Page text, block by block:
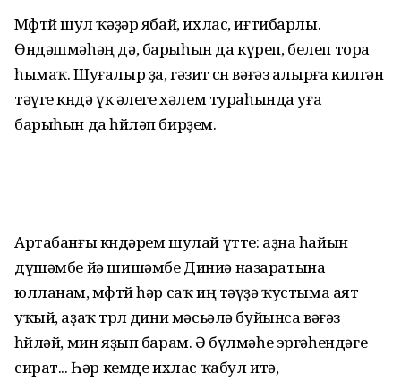
Мөфтөй шул ҡәҙәр ябай, ихлас, иғтибарлы.
Өндәшмәһәң дә, барыһын да күреп, белеп тора
һымаҡ. Шуғалыр ҙа, гәзит өсөн вәғәз алырға килгән
тәүге көндә үк әлеге хәлем тураһында уға
барыһын да һөйләп бирҙем.
Артабанғы көндәрем шулай үтте: аҙна һайын
дүшәмбе йә шишәмбе Диниә назаратына
юлланам, мөфтөй һәр саҡ иң тәүҙә ҡустыма аят
уҡый, аҙаҡ төрлө дини мәсьәлә буйынса вәғәз
һөйләй, мин яҙып барам. Ә бүлмәһе эргәһендәге
сират... Һәр кемде ихлас ҡабул итә,